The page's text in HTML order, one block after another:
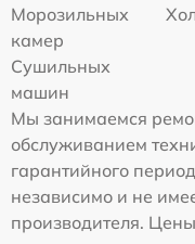
Морозильных
камер
Сушильных
машин
Мы занимаемся
обслуживанием
гарантийного
независимо и не
производителя.